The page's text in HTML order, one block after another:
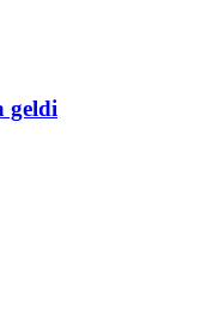
geldi